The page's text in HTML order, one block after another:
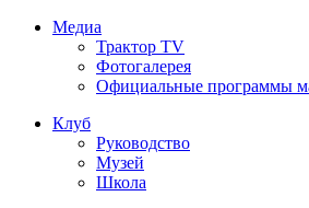
Медиа
Трактор TV
Фотогалерея
Официальные программы
Клуб
Руководство
Музей
Школа